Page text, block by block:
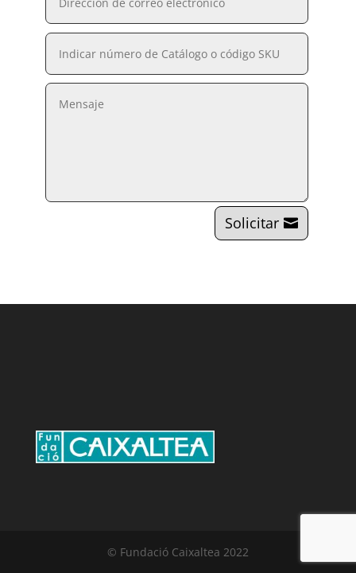
Solicitar
© Fundació Caixaltea 2022